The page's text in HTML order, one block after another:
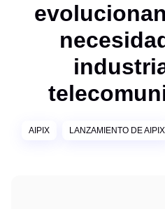
AIPIX LANZAMIENTO DE AIPIX